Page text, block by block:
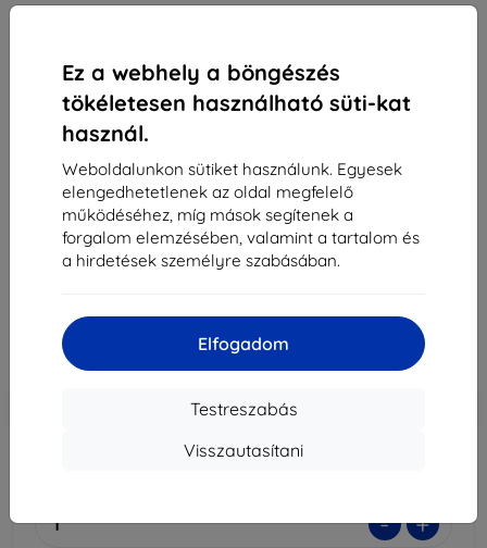
Ez a webhely a böngészés
tökéletesen használható süti-kat
használ.
Weboldalunkon sütiket használunk. Egyesek
elengedhetetlenek az oldal megfelelő
működéséhez, míg mások segítenek a
forgalom elemzésében, valamint a tartalom és
a hirdetések személyre szabásában.
Elfogadom
Testreszabás
Visszautasítani
3MK Foil 1UP Motorola Moto G9 Plus gaming fólia,
Alkalmas: Motorola Moto G9 Plus
Leírás és specifikáció
7 011 Ft
Ár ÁFA nelkül
Kedvezmény kuponnalEXTRA10
- +